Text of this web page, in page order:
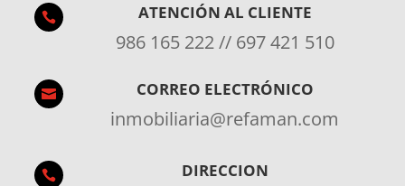
 ATENCIÓN AL CLIENTE
986 165 222 // 697 421 510
 CORREO ELECTRÓNICO
inmobiliaria@refaman.com
 DIRECCION